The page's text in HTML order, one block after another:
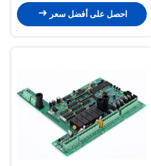
احصل على أفضل سعر